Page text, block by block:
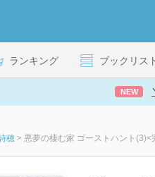
ランキング ブックリス
NEW
穂 > 悪夢の棲む家 ゴーストハント(3)<